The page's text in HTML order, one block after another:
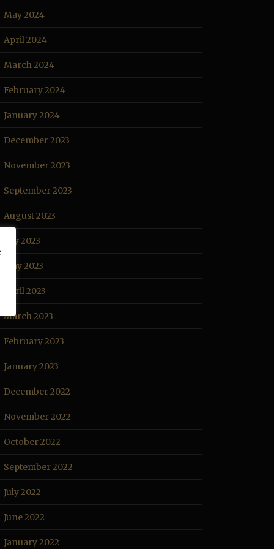
May 2024
April 2024
March 2024
February 2024
January 2024
December 2023
November 2023
September 2023
August 2023
July 2023
May 2023
April 2023
March 2023
February 2023
January 2023
December 2022
November 2022
October 2022
September 2022
July 2022
June 2022
January 2022